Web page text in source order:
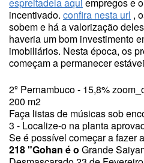
incentivado. confira nesta url ,
sobem e há a valorização
haveria um bom investimento
imobiliários. Nesta época, os
começam a permanecer
2º Pernambuco - 15,8%
200 m2
Faça listas de músicas sob
3 - Localize-o na planta
Se é possível começar a fazer
218 "Gohan é o Grande